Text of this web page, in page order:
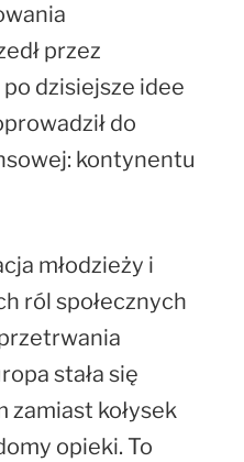
przez
dzisiejsze idee
do
kontynentu
młodzieży i
ról społecznych
stała się
zamiast kołysek
opieki. To